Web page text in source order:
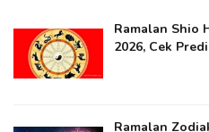
Ramalan Shio
2026, Cek
Ramalan